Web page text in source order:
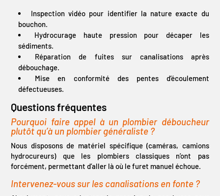
Inspection vidéo pour identifier la nature exacte du
bouchon.
Hydrocurage haute pression pour décaper les
sédiments.
Réparation de fuites sur canalisations après
débouchage.
Mise en conformité des pentes d’écoulement
défectueuses.
Questions fréquentes
Pourquoi faire appel à un plombier déboucheur
plutôt qu’à un plombier généraliste ?
Nous disposons de matériel spécifique (caméras, camions
hydrocureurs) que les plombiers classiques n’ont pas
forcément, permettant d’aller là où le furet manuel échoue.
Intervenez-vous sur les canalisations en fonte ?